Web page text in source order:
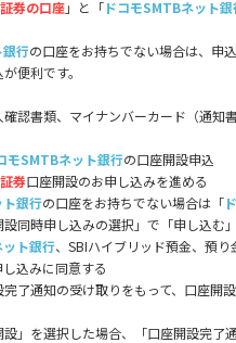
券の口座」と「ドコモSMTBネット銀
行の口座をお持ちでない場合は、申
便利です。
認書類、マイナンバーカード（通知
モSMTBネット銀行の口座開設申込
券口座開設のお申し込みを進める
銀行の口座をお持ちでない場合は「
同時申し込みの選択 」で「申し込む
ト銀行、SBIハイブリッド預金、預り
込みに同意する
了通知の受け取りをもって、口座開
」を選択した場合、「口座開設完了